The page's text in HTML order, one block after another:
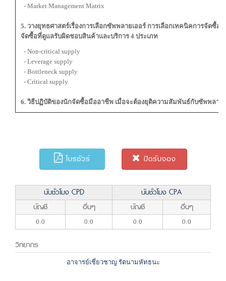
- Market Management Matrix
5. วางยุทธศาสตร์เรื่องการเลือกซัพพลายเออร์ การเลือกเทคนิคการจัดซื้
จัดซื้อที่ดูแลรับผิดชอบสินค้าและบริการ 4 ประเภท
- Non-critical supply
- Leverage supply
- Bottleneck supply
- Critical supply
6. วิธีปฏิบัติของนักจัดซื้อมืออาชีพ เมื่อจะต้องยุติความสัมพันธ์กับซัพพลาย
โบรชัวร์ ปิดรับจอง
นับชั่วโมง CPD
นับชั่วโมง CPA
บัญชี
อื่นๆ บัญชี อื่นๆ
0:0 0:0 0:0 0:0
วิทยากร
อาจารย์เชี่ยวชาญ รัตนามหัทธนะ